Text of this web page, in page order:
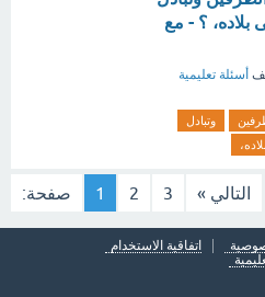
بلاده، ؟ - مع
أسئلة تعليمية
وتبادل
بلاده،
صفحة: 1 2 3 التالي »
اتفاقية الاستخدام